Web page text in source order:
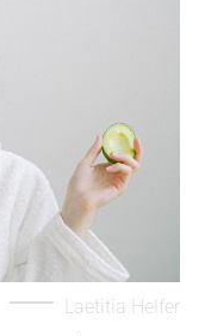
Laetitia Helfer